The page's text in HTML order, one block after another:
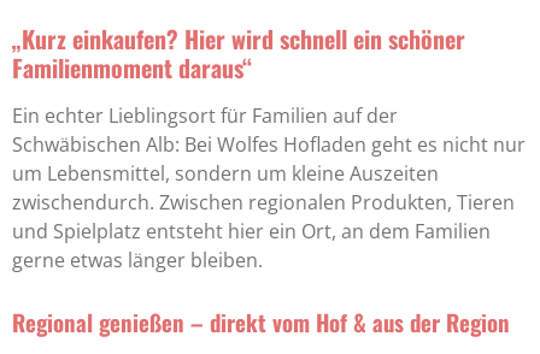
„Kurz einkaufen? Hier wird schnell ein schöner
Familienmoment daraus“
Ein echter Lieblingsort für Familien auf der
Schwäbischen Alb: Bei Wolfes Hofladen geht es nicht nur
um Lebensmittel, sondern um kleine Auszeiten
zwischendurch. Zwischen regionalen Produkten, Tieren
und Spielplatz entsteht hier ein Ort, an dem Familien
gerne etwas länger bleiben.
Regional genießen – direkt vom Hof & aus der Region